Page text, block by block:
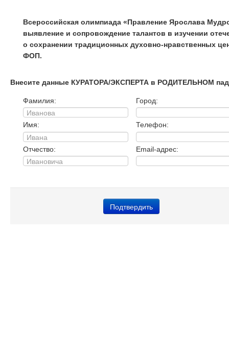
Всероссийская олимпиада «Правление Ярослава
выявление и сопровождение талантов в изучении
о сохранении традиционных духовно-нравственных
ФОП.
Внесите данные КУРАТОРА/ЭКСПЕРТА в РОДИТЕЛЬНОМ
Фамилия:
Имя:
Отчество:
Город:
Телефон:
Email-адрес: